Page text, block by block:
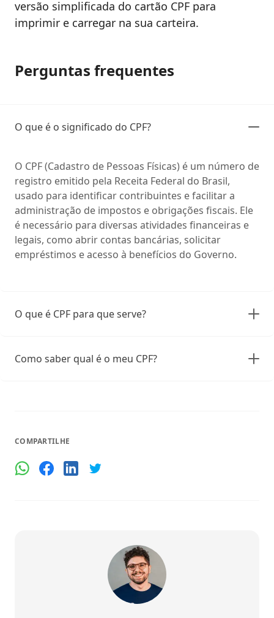
versão simplificada do cartão CPF para
imprimir e carregar na sua carteira.
Perguntas frequentes
O que é o significado do CPF?
O CPF (Cadastro de Pessoas Físicas) é um número de
registro emitido pela Receita Federal do Brasil,
usado para identificar contribuintes e facilitar a
administração de impostos e obrigações fiscais. Ele
é necessário para diversas atividades financeiras e
legais, como abrir contas bancárias, solicitar
empréstimos e acesso à benefícios do Governo.
O que é CPF para que serve?
Como saber qual é o meu CPF?
COMPARTILHE